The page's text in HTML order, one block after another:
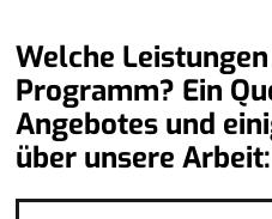
Welche
Programm? Ein
Angebotes und
über unsere Arbeit: